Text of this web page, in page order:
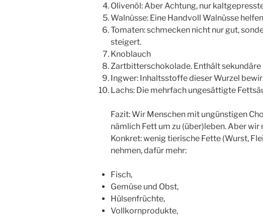
Olivenöl: Aber Achtung, nur
Walnüsse: Eine Handvoll Walnüsse
Tomaten: schmecken nicht nur gut,
steigert.
Knoblauch
Zartbitterschokolade. Enthält
Ingwer: Inhaltsstoffe dieser Wurzel
Lachs: Die mehrfach ungesättigte
Fazit: Wir Menschen mit ungünstigen
nämlich Fett um zu (über)leben. Aber
Konkret: wenig tierische Fette (Wurst,
nehmen, dafür mehr:
Fisch,
Gemüse und Obst,
Hülsenfrüchte,
Vollkornprodukte,